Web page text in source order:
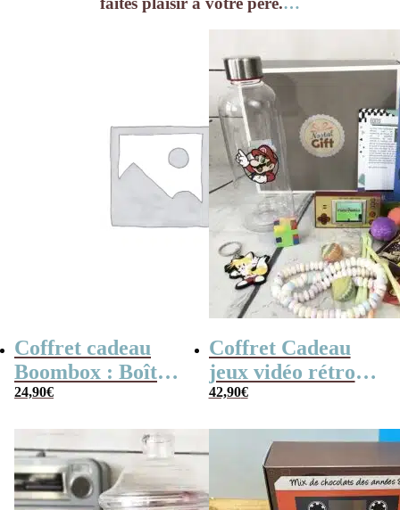
Coffret cadeau
Boombox : Boîte
bonbons des
Coffret bonbon
24,90€
Coffret Cadeau
jeux vidéo rétro
(avec sa console de
42,90€